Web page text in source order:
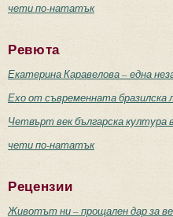
чети по-нататък
Ревюта
Екатерина Каравелова – една
Ехо от съвременната бразилска
Четвърт век българска култура
чети по-нататък
Рецензии
Животът ни – прощален дар за